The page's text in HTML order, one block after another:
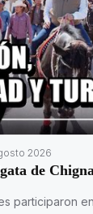
2026
de
participaron